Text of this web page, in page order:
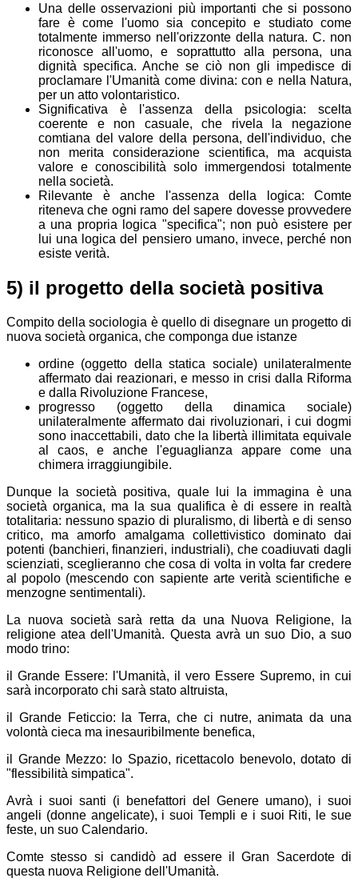
Una delle osservazioni più importanti che si possono
fare è come l'uomo sia concepito e studiato come
totalmente immerso nell'orizzonte della natura. C. non
riconosce all'uomo, e soprattutto alla persona, una
dignità specifica. Anche se ciò non gli impedisce di
proclamare l'Umanità come divina: con e nella Natura,
per un atto volontaristico.
Significativa è l'assenza della psicologia: scelta
coerente e non casuale, che rivela la negazione
comtiana del valore della persona, dell'individuo, che
non merita considerazione scientifica, ma acquista
valore e conoscibilità solo immergendosi totalmente
nella società.
Rilevante è anche l'assenza della logica: Comte
riteneva che ogni ramo del sapere dovesse provvedere
a una propria logica "specifica"; non può esistere per
lui una logica del pensiero umano, invece, perché non
esiste verità.
5) il progetto della società positiva
Compito della sociologia è quello di disegnare un progetto di
nuova società organica, che componga due istanze
ordine (oggetto della statica sociale) unilateralmente
affermato dai reazionari, e messo in crisi dalla Riforma
e dalla Rivoluzione Francese,
progresso (oggetto della dinamica sociale)
unilateralmente affermato dai rivoluzionari, i cui dogmi
sono inaccettabili, dato che la libertà illimitata equivale
al caos, e anche l'eguaglianza appare come una
chimera irraggiungibile.
Dunque la società positiva, quale lui la immagina è una
società organica, ma la sua qualifica è di essere in realtà
totalitaria: nessuno spazio di pluralismo, di libertà e di senso
critico, ma amorfo amalgama collettivistico dominato dai
potenti (banchieri, finanzieri, industriali), che coadiuvati dagli
scienziati, sceglieranno che cosa di volta in volta far credere
al popolo (mescendo con sapiente arte verità scientifiche e
menzogne sentimentali).
La nuova società sarà retta da una Nuova Religione, la
religione atea dell'Umanità. Questa avrà un suo Dio, a suo
modo trino:
il Grande Essere: l'Umanità, il vero Essere Supremo, in cui
sarà incorporato chi sarà stato altruista,
il Grande Feticcio: la Terra, che ci nutre, animata da una
volontà cieca ma inesauribilmente benefica,
il Grande Mezzo: lo Spazio, ricettacolo benevolo, dotato di
"flessibilità simpatica".
Avrà i suoi santi (i benefattori del Genere umano), i suoi
angeli (donne angelicate), i suoi Templi e i suoi Riti, le sue
feste, un suo Calendario.
Comte stesso si candidò ad essere il Gran Sacerdote di
questa nuova Religione dell'Umanità.